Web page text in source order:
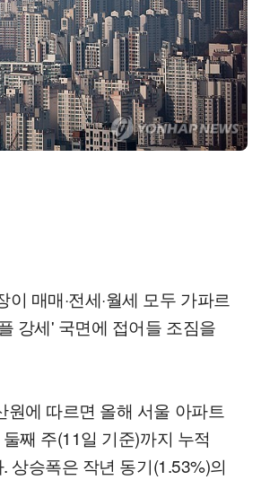
매매·전세·월세 모두 가파르
강세' 국면에 접어들 조짐을
원에 따르면 올해 서울 아파트
째 주(11일 기준)까지 누적
상승폭은 작년 동기(1.53%)의